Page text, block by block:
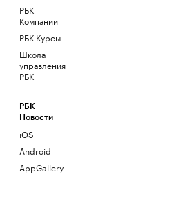
РБК
Компании
РБК Курсы
Школа
управления
РБК
РБК
Новости
iOS
Android
AppGallery